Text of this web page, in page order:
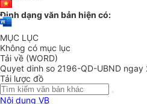
Định dạng văn bản hiện có:
MỤC LỤC
Không có mục lục
Tải về (WORD)
Quyet dinh so 2196-QD-UBND
Tải lược đồ
Nội dung VB